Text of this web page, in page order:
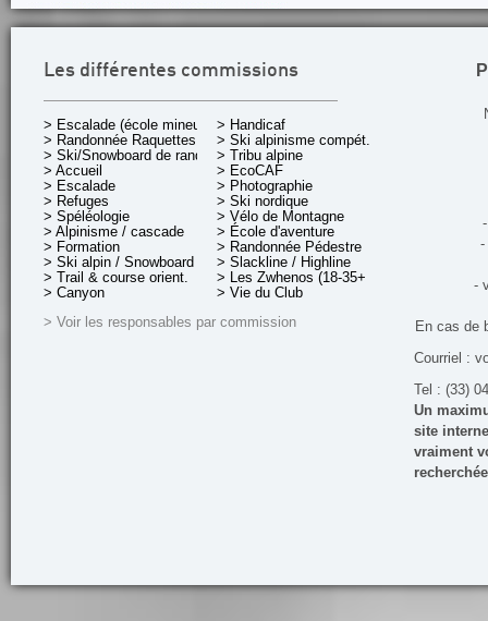
Les différentes commissions
> Escalade (école mineurs)
> Randonnée Raquettes
> Ski/Snowboard de rando.
> Accueil
> Escalade
> Refuges
> Spéléologie
> Alpinisme / cascade
> Formation
> Ski alpin / Snowboard
> Trail & course orient.
> Canyon
> Handicaf
> Ski alpinisme compét.
> Tribu alpine
> EcoCAF
> Photographie
> Ski nordique
> Vélo de Montagne
> École d'aventure
> Randonnée Pédestre
> Slackline / Highline
> Les Zwhenos (18-35+ ans)
> Vie du Club
> Voir les responsables par commission
-
-
En cas de
Courriel :
Tel : (33)
Un
site
vraiment